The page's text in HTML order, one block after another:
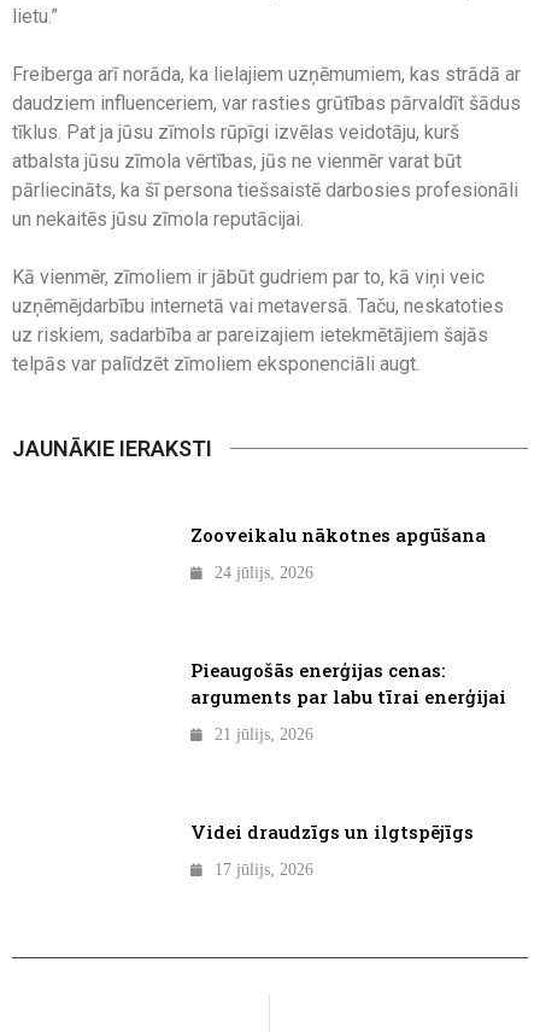
lietu.”
Freiberga arī norāda, ka lielajiem uzņēmumiem, kas strādā ar
daudziem influenceriem, var rasties grūtības pārvaldīt šādus
tīklus. Pat ja jūsu zīmols rūpīgi izvēlas veidotāju, kurš
atbalsta jūsu zīmola vērtības, jūs ne vienmēr varat būt
pārliecināts, ka šī persona tiešsaistē darbosies profesionāli
un nekaitēs jūsu zīmola reputācijai.
Kā vienmēr, zīmoliem ir jābūt gudriem par to, kā viņi veic
uzņēmējdarbību internetā vai metaversā. Taču, neskatoties
uz riskiem, sadarbība ar pareizajiem ietekmētājiem šajās
telpās var palīdzēt zīmoliem eksponenciāli augt.
JAUNĀKIE IERAKSTI
Zooveikalu nākotnes apgūšana
24 jūlijs, 2026
Pieaugošās enerģijas cenas:
arguments par labu tīrai enerģijai
21 jūlijs, 2026
Videi draudzīgs un ilgtspējīgs
17 jūlijs, 2026